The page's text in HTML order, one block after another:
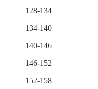
128-134
134-140
140-146
146-152
152-158